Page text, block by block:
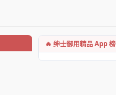
🔥 绅士御用精品 App 榜